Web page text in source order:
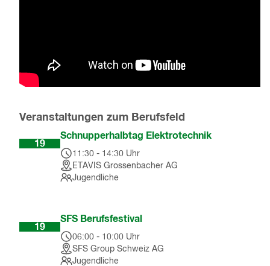
Veranstaltungen zum Berufsfeld
19
Schnupperhalbtag Elektrotechnik
11:30 - 14:30 Uhr
ETAVIS Grossenbacher AG
Jugendliche
19
SFS Berufsfestival
06:00 - 10:00 Uhr
SFS Group Schweiz AG
Jugendliche